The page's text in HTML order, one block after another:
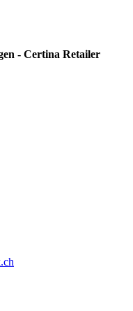
- Certina Retailer